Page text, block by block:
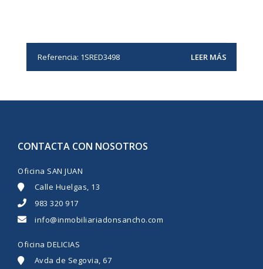
Referencia: 1SRED3498 LEER MÁS
CONTACTA CON NOSOTROS
Oficina SAN JUAN
Calle Huelgas, 13
983 320 917
info@inmobiliariadonsancho.com
Oficina DELICIAS
Avda de Segovia, 67